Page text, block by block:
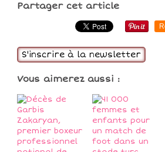
Partager cet article
S'inscrire à la newsletter
Vous aimerez aussi :